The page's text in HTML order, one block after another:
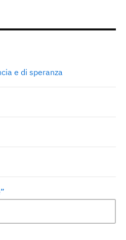
e di speranza